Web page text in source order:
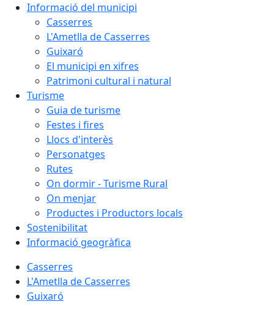
Informació del municipi
Casserres
L'Ametlla de Casserres
Guixaró
El municipi en xifres
Patrimoni cultural i natural
Turisme
Guia de turisme
Festes i fires
Llocs d'interès
Personatges
Rutes
On dormir - Turisme Rural
On menjar
Productes i Productors locals
Sostenibilitat
Informació geogràfica
Casserres
L'Ametlla de Casserres
Guixaró